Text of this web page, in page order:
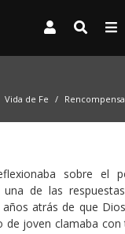
Vida de Fe Rencompensa
sobre el
una de las
atrás de que
de joven clamaba con